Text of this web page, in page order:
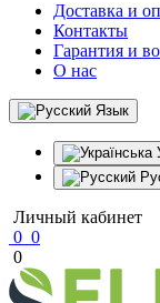
Доставка и
Контакты
Гарантия и
О нас
Язык
Личный кабинет
0 0
0